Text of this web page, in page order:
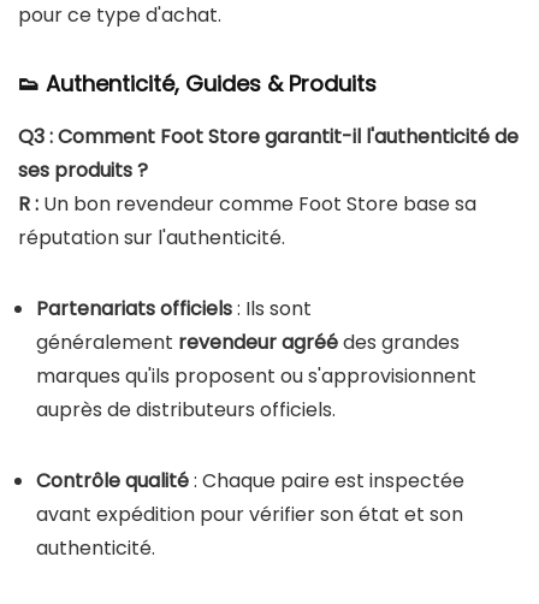
pour ce type d'achat.
👟 Authenticité, Guides & Produits
Q3 : Comment Foot Store garantit-il l'authenticité de
ses produits ?
R : Un bon revendeur comme Foot Store base sa
réputation sur l'authenticité.
Partenariats officiels: Ils sont
généralement revendeur agréédes grandes
marques qu'ils proposent ou s'approvisionnent
auprès de distributeurs officiels.
Contrôle qualité: Chaque paire est inspectée
avant expédition pour vérifier son état et son
authenticité.